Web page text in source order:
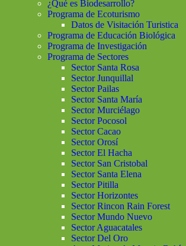
¿Qué es Biodesarrollo?
Programa de Ecoturismo
Datos de Visitación Turistica
Programa de Educación Biológica
Programa de Investigación
Programa de Sectores
Sector Santa Rosa
Sector Junquillal
Sector Pailas
Sector Santa María
Sector Murciélago
Sector Pocosol
Sector Cacao
Sector Orosí
Sector El Hacha
Sector San Cristobal
Sector Santa Elena
Sector Pitilla
Sector Horizontes
Sector Rincon Rain Forest
Sector Mundo Nuevo
Sector Aguacatales
Sector Del Oro